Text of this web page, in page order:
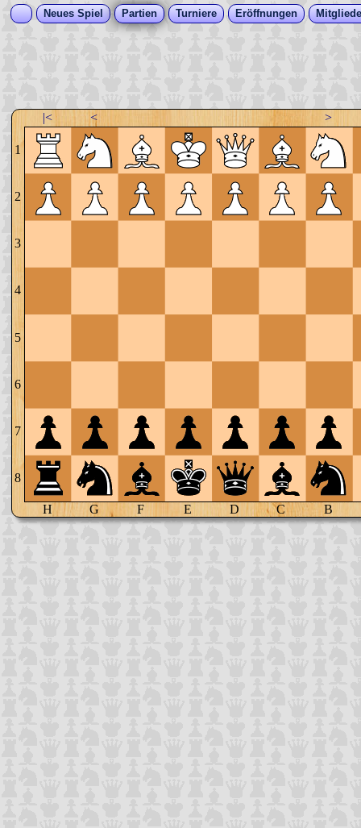
Neues Spiel Partien Turniere Eröffnungen
|< < >
1
2
3
4
5
6
7
8
H G F E D C B